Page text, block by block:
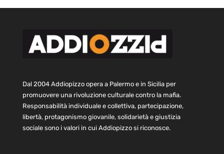
Dal 2004 Addiopizzo opera a Palermo e in Sicilia per
promuovere una rivoluzione culturale contro la mafia.
Responsabilità individuale e collettiva, partecipazione,
libertà, protagonismo giovanile, solidarietà e giustizia
sociale sono i valori in cui Addiopizzo si riconosce.